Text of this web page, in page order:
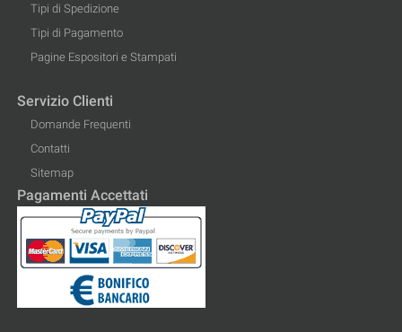
Tipi di Spedizione
Tipi di Pagamento
Pagine Espositori e Stampati
Servizio Clienti
Domande Frequenti
Contatti
Sitemap
Pagamenti Accettati